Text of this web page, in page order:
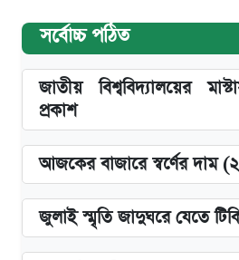
সর্বোচ্চ পঠিত
জাতীয় বিশ্ববিদ্যালয়ের
প্রকাশ
আজকের বাজারে স্বর্ণের দাম
জুলাই স্মৃতি জাদুঘরে যেতে